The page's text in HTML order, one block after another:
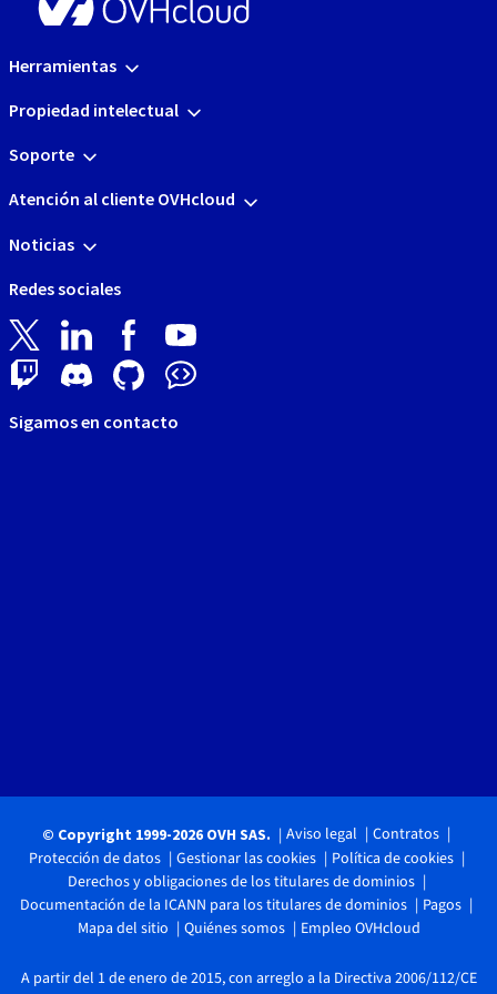
Herramientas
Propiedad intelectual
Soporte
Atención al cliente OVHcloud
Noticias
Redes sociales
Sigamos en contacto
© Copyright 1999-2026 OVH SAS. Aviso legal
Contratos
Protección de datos
Gestionar las cookies
Política de cookies
Derechos y obligaciones de los titulares de dominios
Documentación de la ICANN para los titulares de dominios
Pagos
Mapa del sitio
Quiénes somos Empleo OVHcloud
A partir del 1 de enero de 2015, con arreglo a la Directiva 2006/112/CE